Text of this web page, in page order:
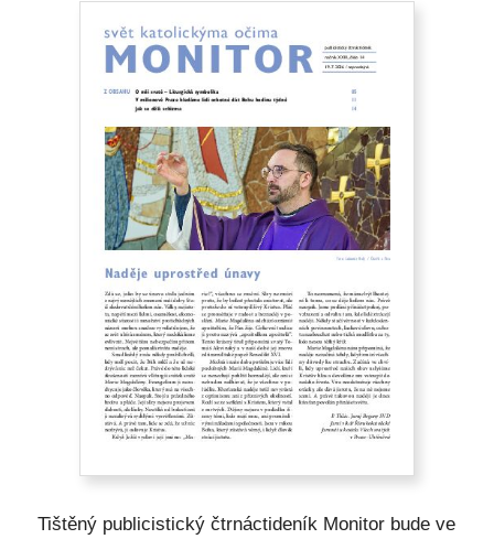
Tištěný publicistický čtrnáctideník Monitor bude ve